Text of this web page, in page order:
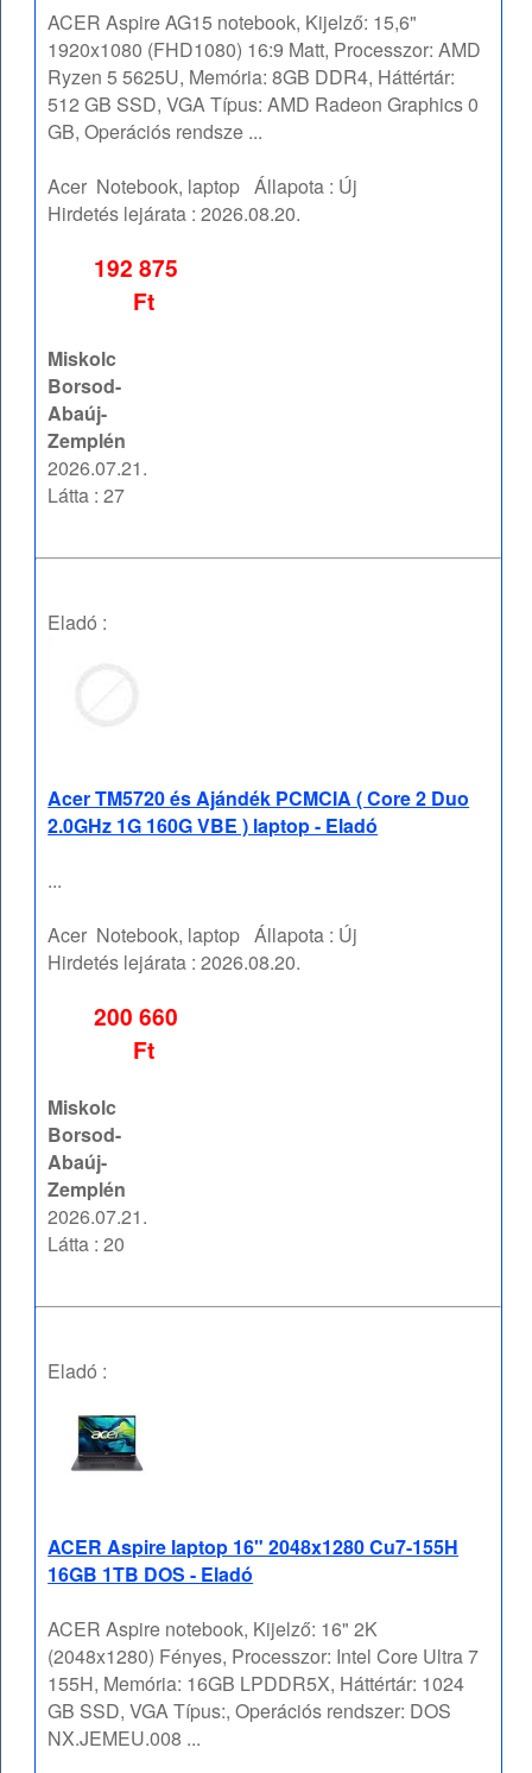
ACER Aspire AG15 notebook, Kijelző: 15,6"
1920x1080 (FHD1080) 16:9 Matt, Processzor: AMD
Ryzen 5 5625U, Memória: 8GB DDR4, Háttértár:
512 GB SSD, VGA Típus: AMD Radeon Graphics 0
GB, Operációs rendsze ...
Acer Notebook, laptop Állapota : Új
Hirdetés lejárata :2026.08.20.
192 875
Ft
Miskolc
Borsod-
Abaúj-
Zemplén
2026.07.21.
Látta : 27
Eladó :
Acer TM5720 és Ajándék PCMCIA ( Core 2 Duo
2.0GHz 1G 160G VBE ) laptop - Eladó
...
Acer Notebook, laptop Állapota : Új
Hirdetés lejárata :2026.08.20.
200 660
Ft
Miskolc
Borsod-
Abaúj-
Zemplén
2026.07.21.
Látta : 20
Eladó :
ACER Aspire laptop 16" 2048x1280 Cu7-155H
16GB 1TB DOS - Eladó
ACER Aspire notebook, Kijelző: 16" 2K
(2048x1280) Fényes, Processzor: Intel Core Ultra 7
155H, Memória: 16GB LPDDR5X, Háttértár: 1024
GB SSD, VGA Típus:, Operációs rendszer: DOS
NX.JEMEU.008 ...